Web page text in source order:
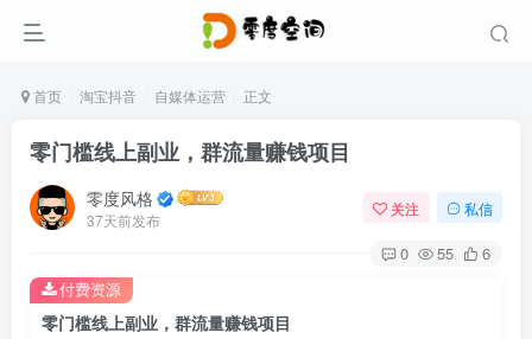
首页 淘宝抖音 自媒体运营 正文
零门槛线上副业，群流量赚钱项目
零度风格
37天前发布
关注 私信
0 55 6
零门槛线上副业，群流量赚钱项目
付费资源